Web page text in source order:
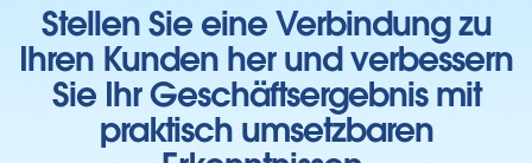
Stellen Sie eine Verbindung zu
Ihren Kunden her und verbessern
Sie Ihr Geschäftsergebnis mit
praktisch umsetzbaren